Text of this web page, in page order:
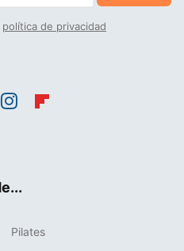
política de privacidad
Pilates